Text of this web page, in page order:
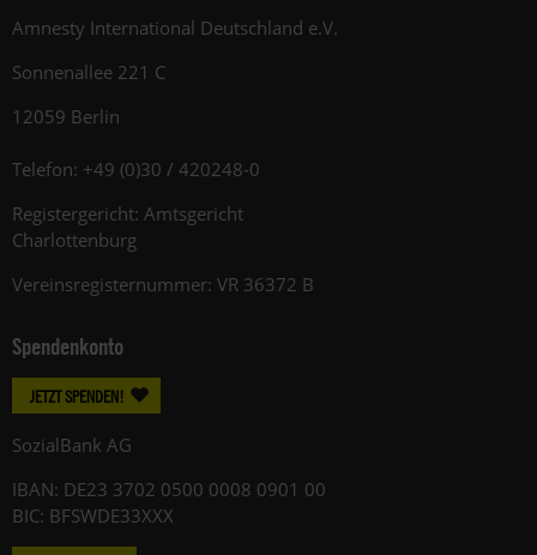
Amnesty International Deutschland e.V.
Sonnenallee 221 C
12059 Berlin
Telefon: +49 (0)30 / 420248-0
Registergericht: Amtsgericht
Charlottenburg
Vereinsregisternummer: VR 36372 B
Spendenkonto
JETZT SPENDEN!
SozialBank AG
IBAN: DE23 3702 0500 0008 0901 00
BIC: BFSWDE33XXX